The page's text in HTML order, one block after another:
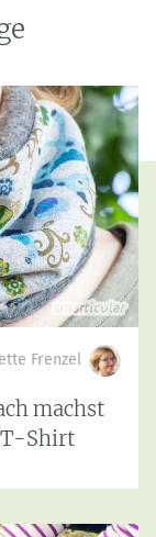
Frenzel
machst
T-Shirt